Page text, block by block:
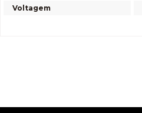
Voltagem